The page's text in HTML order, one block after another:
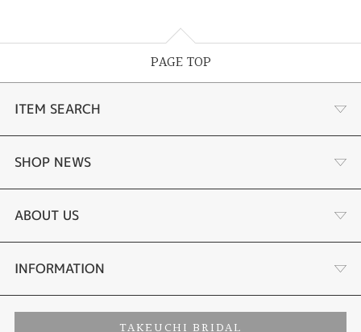
PAGE TOP
ITEM SEARCH
婚約指輪
結婚指輪
セットリング
婚約ネックレス
SHOP NEWS
選ばれる理由まとめ
お客様の声
プロポーズサポート
ABOUT US
会社概要
INFORMATION